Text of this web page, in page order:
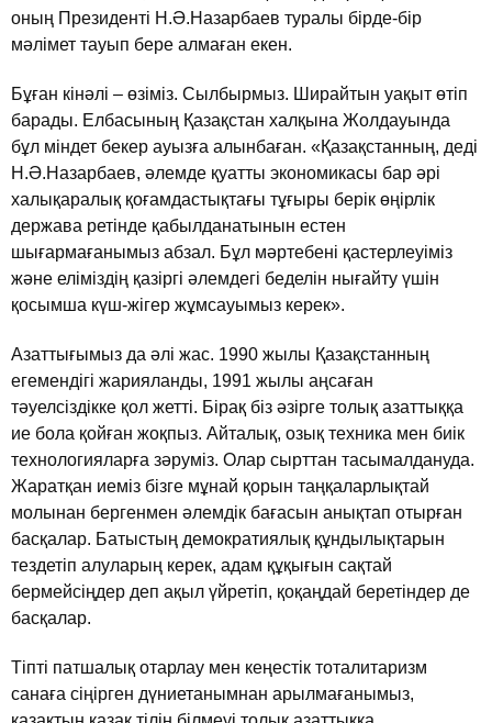
оның Президентi Н.Ә.Назарбаев туралы бiрде-бiр
мәлiмет тауып бере алмаған екен.
Бұған кiнәлi – өзiмiз. Сылбырмыз. Ширайтын уақыт өтiп
барады. Елбасының Қазақстан халқына Жолдауында
бұл мiндет бекер ауызға алынбаған. «Қазақстанның, дедi
Н.Ә.Назарбаев, әлемде қуатты экономикасы бар әрi
халықаралық қоғамдастықтағы тұғыры берiк өңiрлiк
держава ретiнде қабылданатынын естен
шығармағанымыз абзал. Бұл мәртебенi қастерлеуiмiз
және елiмiздiң қазiргi әлемдегi беделiн нығайту үшiн
қосымша күш-жiгер жұмсауымыз керек».
Азаттығымыз да әлi жас. 1990 жылы Қазақстанның
егемендiгi жарияланды, 1991 жылы аңсаған
тәуелсiздiкке қол жеттi. Бiрақ бiз әзiрге толық азаттыққа
ие бола қойған жоқпыз. Айталық, озық техника мен биiк
технологияларға зәрумiз. Олар сырттан тасымалдануда.
Жаратқан иемiз бiзге мұнай қорын таңқаларлықтай
молынан бергенмен әлемдiк бағасын анықтап отырған
басқалар. Батыстың демократиялық құндылықтарын
тездетiп алуларың керек, адам құқығын сақтай
бермейсiңдер деп ақыл үйретiп, қоқаңдай беретiндер де
басқалар.
Тiптi патшалық отарлау мен кеңестiк тоталитаризм
санаға сiңiрген дүниетанымнан арылмағанымыз,